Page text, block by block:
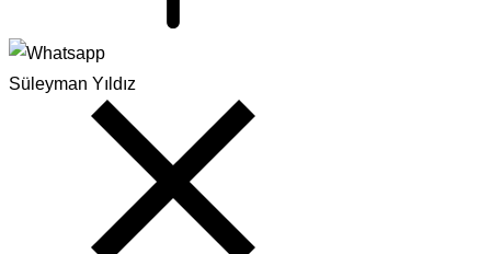
Süleyman Yıldız